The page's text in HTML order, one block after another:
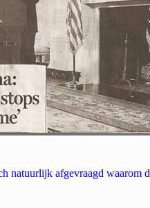
natuurlijk afgevraagd waarom